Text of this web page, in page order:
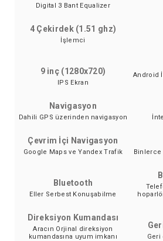
Digital 3 Bant Equalizer
4 Çekirdek (1.51 ghz)
İşlemci
9 inç (1280x720)
IPS Ekran
Android
Navigasyon
Dahili GPS üzerinden navigasyon
Çevrim İçi Navigasyon
Google Maps ve Yandex Trafik Binlerce
Bluetooth
Eller Serbest Konuşabilme
Direksiyon Kumandası
Aracın Orjinal direksiyon
kumandasına uyum imkanı
Geri